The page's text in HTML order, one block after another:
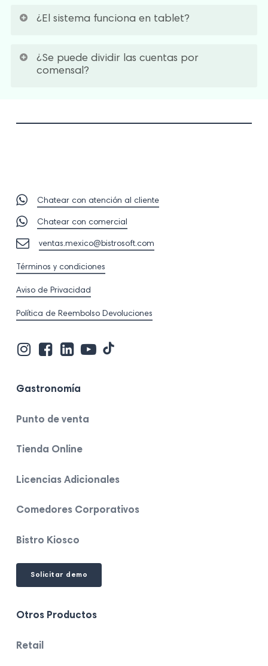
tipo de leche, nivel de azúcar, extras y asignarlos a
no un costo adicional.
¿El sistema funciona en tablet?
tablets Android e iPad, ideal para mostrador o para
¿Se puede dividir las cuentas por
comensal?
Chatear con atención al cliente
Chatear con comercial
ventas.mexico@bistrosoft.com
Términos y condiciones
Aviso de Privacidad
Política de Reembolso Devoluciones
Visita
en
Visita
en
Visita
en
VisitaVisita
nuestro
Gastronomía
Punto de venta
Tienda Online
Licencias Adicionales
Comedores Corporativos
Bistro Kiosco
Solicitar demo
Otros Productos
Retail